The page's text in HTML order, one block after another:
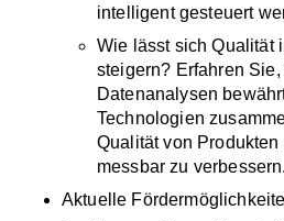
intelligent gesteuert
Wie lässt sich Qualität
steigern? Erfahren
Datenanalysen
Technologien
Qualität von
messbar zu verbessern.
Aktuelle